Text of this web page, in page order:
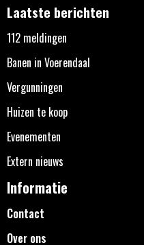
Laatste berichten
112 meldingen
Banen in Voerendaal
Vergunningen
Huizen te koop
Evenementen
Extern nieuws
Informatie
Contact
Over ons